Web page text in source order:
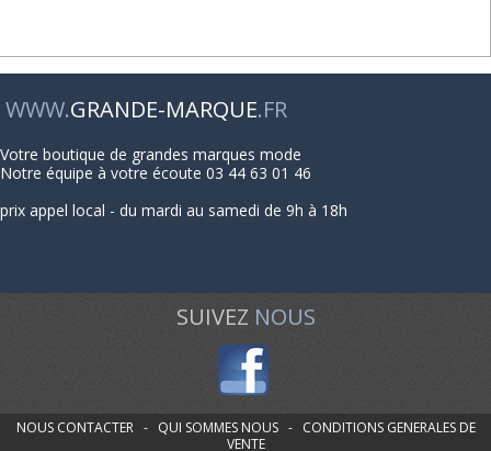
WWW.GRANDE-MARQUE.FR
Votre boutique de grandes marques mode
Notre équipe à votre écoute 03 44 63 01 46
prix appel local - du mardi au samedi de 9h à 18h
SUIVEZ NOUS
NOUS CONTACTER- QUI SOMMES NOUS- CONDITIONS GENERALES DE
VENTE